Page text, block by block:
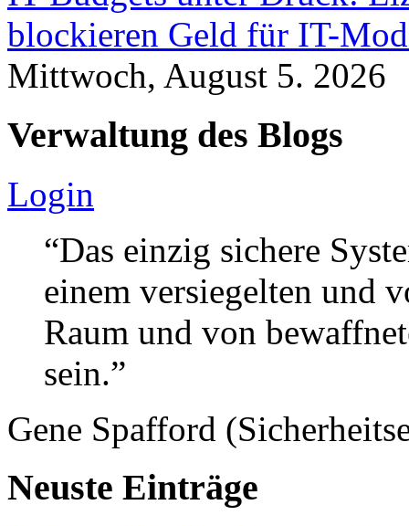
blockieren Geld für IT-
Mittwoch, August 5. 2026
Verwaltung des Blogs
Login
“Das einzig sichere
einem versiegelten und
Raum und von
sein.”
Gene Spafford
Neuste Einträge